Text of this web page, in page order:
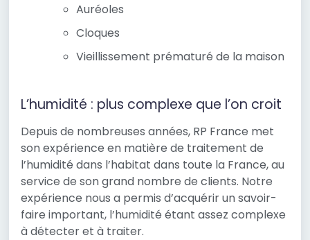
Auréoles
Cloques
Vieillissement prématuré de la maison
L’humidité : plus complexe que l’on croit
Depuis de nombreuses années, RP France met
son expérience en matière de traitement de
l’humidité dans l’habitat dans toute la France, au
service de son grand nombre de clients. Notre
expérience nous a permis d’acquérir un savoir-
faire important, l’humidité étant assez complexe
à détecter et à traiter.